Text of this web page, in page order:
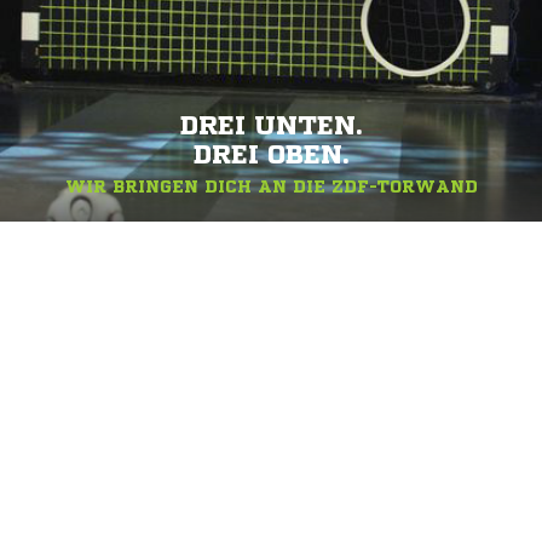
DREI UNTEN.
DREI OBEN.
WIR BRINGEN DICH AN DIE ZDF-TORWAND